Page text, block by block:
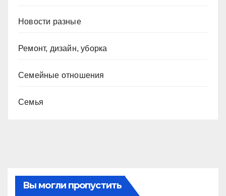
Новости разные
Ремонт, дизайн, уборка
Семейные отношения
Семья
Вы могли пропустить